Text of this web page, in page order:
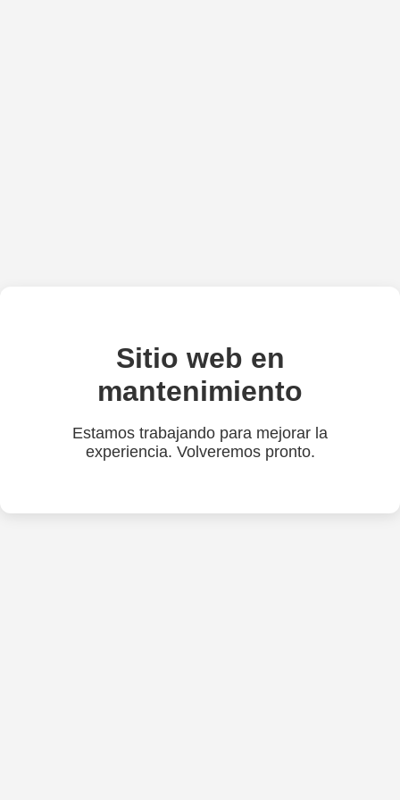
Sitio web en
mantenimiento
Estamos trabajando para mejorar la
experiencia. Volveremos pronto.